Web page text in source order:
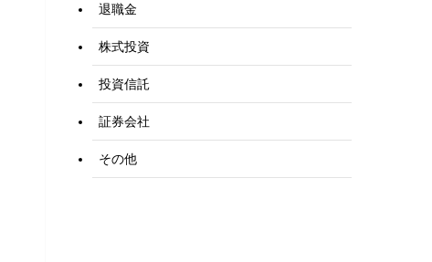
退職金
株式投資
投資信託
証券会社
その他